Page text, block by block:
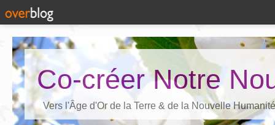
Co-créer Notre
Vers l'Âge d'Or de la Terre & de la Nouvelle Humanité